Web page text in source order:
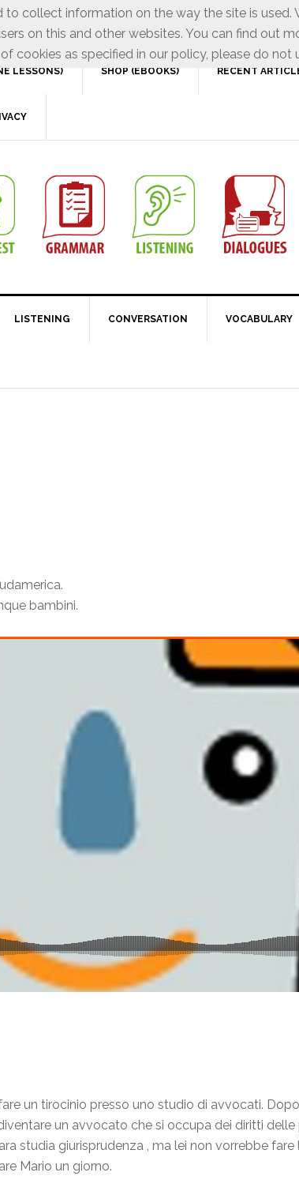
LESSONS) SHOP (EBOOKS) RECENT
LISTENING CONVERSATION VOCABULARY
bambini.
un tirocinio presso uno studio di avvocati.
un avvocato che si occupa dei diritti
studia giurisprudenza , ma lei non vorrebbe
Mario un giorno.
collect information on the way the site is
on this and other websites. You can find out
cookies as specified in our policy, please do not